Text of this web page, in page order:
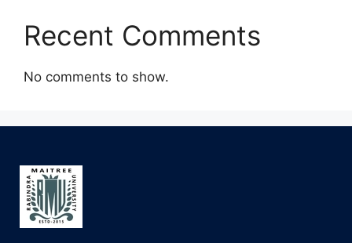
Recent Comments
No comments to show.